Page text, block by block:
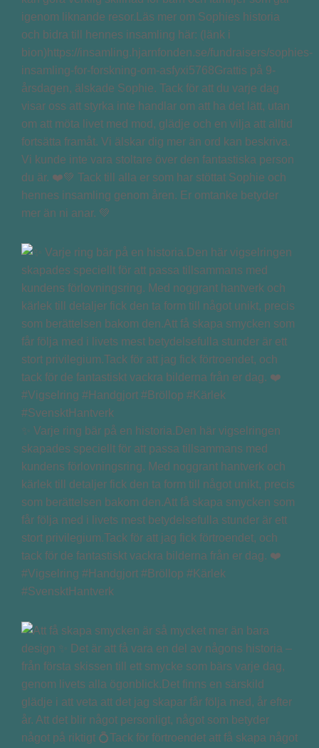
igenom liknande resor.Läs mer om Sophies historia
och bidra till hennes insamling här: (länk i
bion)https://insamling.hjarnfonden.se/fundraisers/sophies-
insamling-for-forskning-om-asfyxi5768Grattis på 9-
årsdagen, älskade Sophie. Tack för att du varje dag
visar oss att styrka inte handlar om att ha det lätt, utan
om att möta livet med mod, glädje och en vilja att alltid
fortsätta framåt. Vi älskar dig mer än ord kan beskriva.
Vi kunde inte vara stoltare över den fantastiska person
du är. ❤️💚 Tack till alla er som har stöttat Sophie och
hennes insamling genom åren. Er omtanke betyder
mer än ni anar. 💚
✨ Varje ring bär på en historia.Den här vigselringen
skapades speciellt för att passa tillsammans med
kundens förlovningsring. Med noggrant hantverk och
kärlek till detaljer fick den ta form till något unikt, precis
som berättelsen bakom den.Att få skapa smycken som
får följa med i livets mest betydelsefulla stunder är ett
stort privilegium.Tack för att jag fick förtroendet, och
tack för de fantastiskt vackra bilderna från er dag. ❤️
#Vigselring #Handgjort #Bröllop #Kärlek
#SvensktHantverk